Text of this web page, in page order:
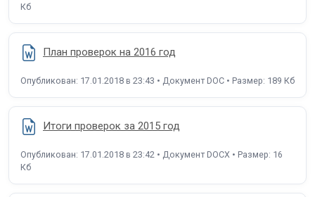
Кб
План проверок на 2016 год
Опубликован: 17.01.2018 в 23:43 • Документ DOC • Размер: 189 Кб
Итоги проверок за 2015 год
Опубликован: 17.01.2018 в 23:42 • Документ DOCX • Размер: 16
Кб